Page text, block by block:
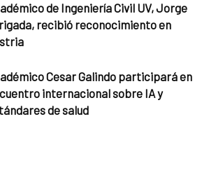
de Ingeniería Civil UV, Jorge
recibió reconocimiento en
Cesar Galindo participará en
internacional sobre IA y
de salud